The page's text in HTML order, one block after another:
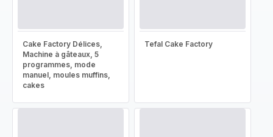
Cake Factory Délices,
Machine à gâteaux, 5
programmes, mode
manuel, moules muffins,
cakes
Tefal Cake Factory